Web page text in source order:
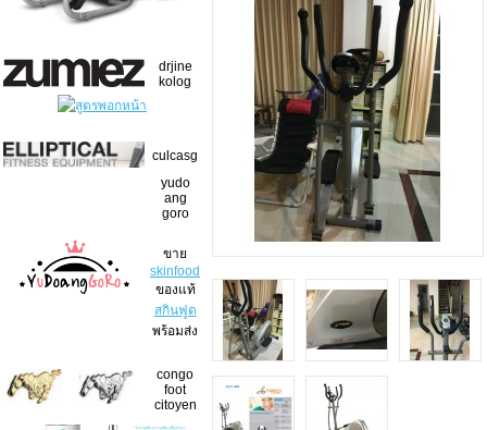
drjine
kolog
culcasg
yudo
ang
goro
ขาย
skinfood
ของแท้
สกินฟูด
พร้อมส่ง
congo
foot
citoyen